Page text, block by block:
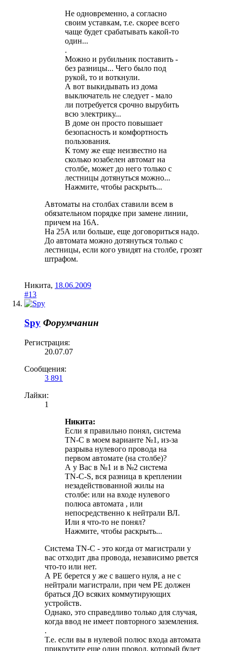
Не одновременно, а согласно
своим уставкам, т.е. скорее всего
чаще будет срабатывать какой-то
один...
.
Можно и рубильник поставить -
без разницы... Чего было под
рукой, то и воткнули.
А вот выкидывать из дома
выключатель не следует - мало
ли потребуется срочно вырубить
всю электрику...
В доме он просто повышает
безопасность и комфортность
пользования.
К тому же еще неизвестно на
сколько юзабелен автомат на
столбе, может до него только с
лестницы дотянуться можно...
Нажмите, чтобы раскрыть...
Автоматы на столбах ставили всем в
обязательном порядке при замене линии,
причем на 16А.
На 25А или больше, еще договориться надо.
До автомата можно дотянуться только с
лестницы, если кого увидят на столбе, грозят
штрафом.
Никита, 18.06.2009
#13
Spy Форумчанин
Регистрация:
20.07.07
Сообщения:
3 891
Лайки:
1
Никита:
Если я правильно понял, система
TN-C в моем варианте №1, из-за
разрыва нулевого провода на
первом автомате (на столбе)?
А у Вас в №1 и в №2 система
TN-C-S, вся разница в креплении
незадействованной жилы на
столбе: или на входе нулевого
полюса автомата , или
непосредственно к нейтрали ВЛ.
Или я что-то не понял?
Нажмите, чтобы раскрыть...
Система TN-C - это когда от магистрали у
вас отходит два провода, независимо рвется
что-то или нет.
А PE берется у же с вашего нуля, а не с
нейтрали магистрали, при чем PE должен
браться ДО всяких коммутирующих
устройств.
Однако, это справедливо только для случая,
когда ввод не имеет повторного заземления.
.
Т.е. если вы в нулевой полюс входа автомата
прикрутите еще один провод, который будет